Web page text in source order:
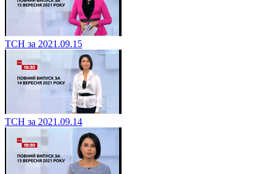
ТСН за 2021.09.15
ТСН за 2021.09.14